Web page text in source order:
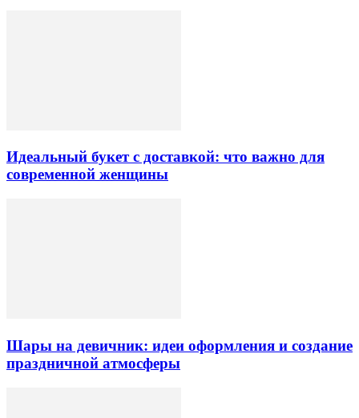
Идеальный букет с доставкой: что важно для
современной женщины
Шары на девичник: идеи оформления и создание
праздничной атмосферы